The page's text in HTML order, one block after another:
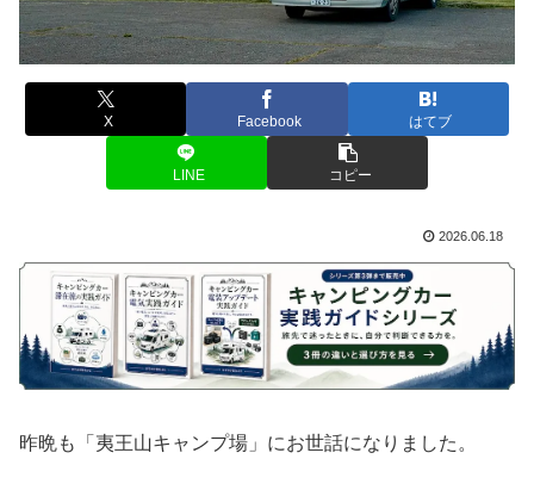
X Facebook はてブ
LINE コピー
2026.06.18
昨晩も「夷王山キャンプ場」にお世話になりました。